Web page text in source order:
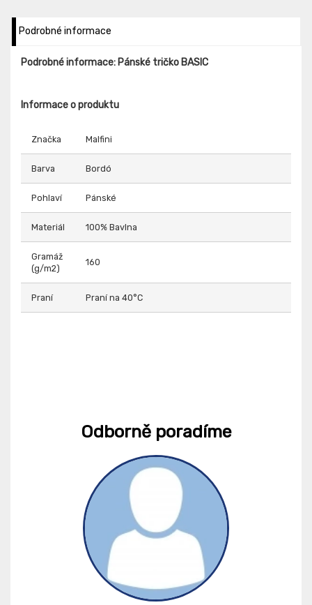
Podrobné informace
Podrobné informace: Pánské tričko BASIC
Informace o produktu
Značka Malfini
Barva Bordó
Pohlaví Pánské
Materiál 100% Bavlna
Gramáž
(g/m2)
160
Praní Praní na 40°C
Odborně poradíme